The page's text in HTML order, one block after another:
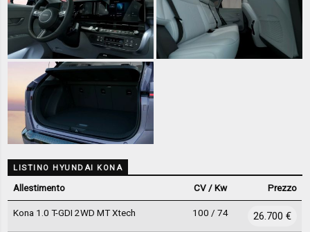
LISTINO HYUNDAI KONA
Allestimento CV / Kw Prezzo
Kona 1.0 T-GDI 2WD MT Xtech 100 / 74 26.700 €